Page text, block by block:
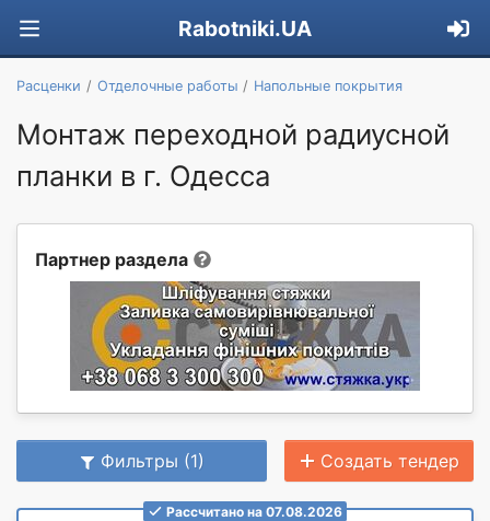
Rabotniki.UA
Расценки Отделочные работы Напольные покрытия
Монтаж переходной радиусной
планки в г. Одесса
Партнер раздела
Фильтры (1) Создать тендер
Рассчитано на 07.08.2026